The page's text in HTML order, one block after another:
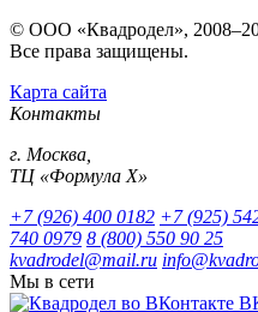
© ООО «Квадродел»,
Все права защищены.
Карта сайта
Контакты
г. Москва,
ТЦ «Формула Х»
+7 (926) 400 0182 +7 (925)
740 0979 8 (800) 550 90 25
kvadrodel@mail.ru
Мы в сети